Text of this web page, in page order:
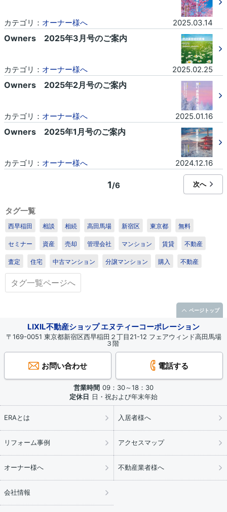
カテゴリ： オーナー様へ 2025.03.14
Owners 2025年3月号のご案内
カテゴリ： オーナー様へ 2025.02.25
Owners 2025年2月号のご案内
カテゴリ： オーナー様へ 2025.01.16
Owners 2025年1月号のご案内
カテゴリ： オーナー様へ 2024.12.16
1/6 次へ
タグ一覧
西早稲田 相談 相続 高田馬場 新宿区 東京都 無料
セミナー 資産 売却 管理会社 マンション 賃貸 不動産
査定 住宅 中古マンション 分譲マンション 購入 不動産
タグ一覧ページへ
LIXIL不動産ショップ エヌティーコーポレーション
〒169-0051 東京都新宿区西早稲田２丁目21-12 フェアウィンド高田馬場
３階
お問い合わせ 電話する
営業時間 09：30～18：30
定休日 日・祝および年末年始
ERAとは 入居者様へ
リフォーム事例 アクセスマップ
オーナー様へ 不動産業者様へ
会社情報
ページトップ